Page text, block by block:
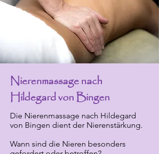
Nierenmassage nach
Hildegard von Bingen
Die Nierenmassage nach Hildegard
von Bingen dient der Nierenstärkung.
Wann sind die Nieren besonders